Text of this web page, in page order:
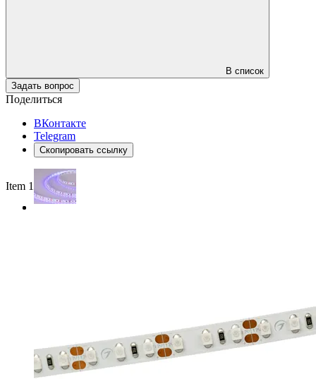
В список
Задать вопрос
Поделиться
ВКонтакте
Telegram
Скопировать ссылку
Item 1 of 2